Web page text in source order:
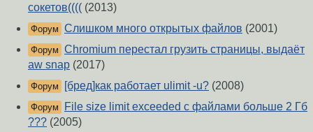
сокетов(((( (2013)
Форум Слишком много открытых файлов (2001)
Форум Chromium перестал грузить страницы, выдаёт
aw snap (2017)
Форум [бред]как работает ulimit -u? (2008)
Форум
File size limit exceeded с файлами больше 2 Гб
??? (2005)